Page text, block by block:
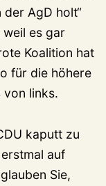
der AgD holt“
weil es gar
Koalition hat
für die höhere
von links.
kaputt zu
auf
Sie,